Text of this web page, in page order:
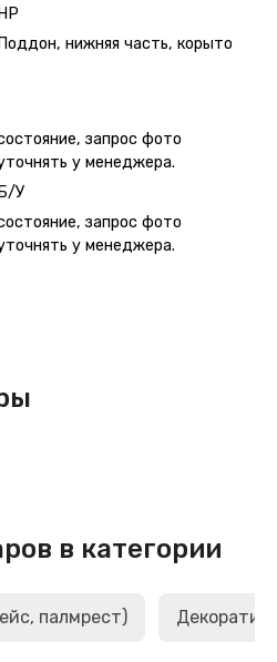
HP
Поддон, нижняя часть, корыто
запрос фото
у менеджера.
Б/У
запрос фото
у менеджера.
в категории
палмрест)